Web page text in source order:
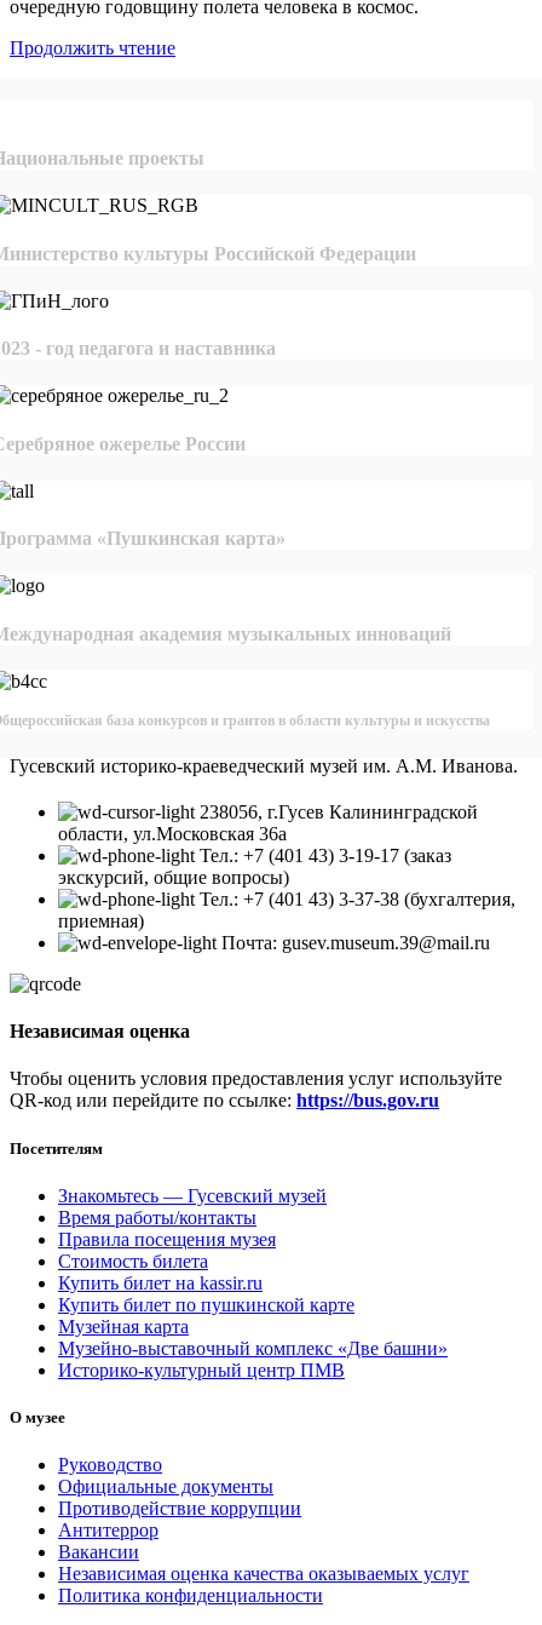
очередную годовщину полета человека в космос.
Продолжить чтение
проекты
культуры Российской Федерации
- год педагога и наставника
ожерелье России
«Пушкинская карта»
академия музыкальных инноваций
база конкурсов и грантов в области культуры и искусства
Гусевский историко-краеведческий музей им. А.М. Иванова.
238056, г.Гусев Калининградской
области, ул.Московская 36а
Тел.: +7 (401 43) 3-19-17 (заказ
экскурсий, общие вопросы)
Тел.: +7 (401 43) 3-37-38 (бухгалтерия,
приемная)
Почта: gusev.museum.39@mail.ru
Независимая оценка
Чтобы оценить условия предоставления услуг используйте
QR-код или перейдите по ссылке: https://bus.gov.ru
Посетителям
Знакомьтесь — Гусевский музей
Время работы/контакты
Правила посещения музея
Стоимость билета
Купить билет на kassir.ru
Купить билет по пушкинской карте
Музейная карта
Музейно-выставочный комплекс «Две башни»
Историко-культурный центр ПМВ
О музее
Руководство
Официальные документы
Противодействие коррупции
Антитеррор
Вакансии
Независимая оценка качества оказываемых услуг
Политика конфиденциальности